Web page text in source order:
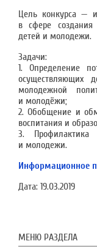
Цель конкурса —
в сфере
детей и молодежи.
Задачи:
1. Определение
осуществляющих
молодежной
и молодёжи;
2. Обобщение и
воспитания и
3. Профилактика
и молодежи.
Информационное
Дата: 19.03.2019
МЕНЮ РАЗДЕЛА